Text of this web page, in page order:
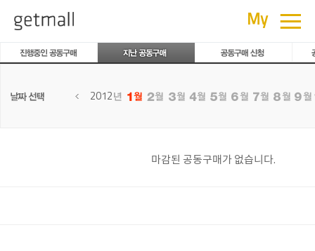
My ≡
공동구매
2012
마감된 공동구매가 없습니다.